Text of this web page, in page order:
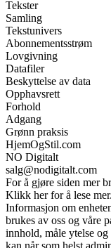
Tekster
Samling
Tekstunivers
Abonnementsstrøm
Lovgivning
Datafiler
Beskyttelse av data
Opphavsrett
Forhold
Adgang
Grønn praksis
HjemOgStil.com
NO Digitalt
salg@nodigitalt.com
For å gjøre siden mer
Klikk her for å lese mer.
Informasjon om
brukes av oss og våre
innhold, måle ytelse